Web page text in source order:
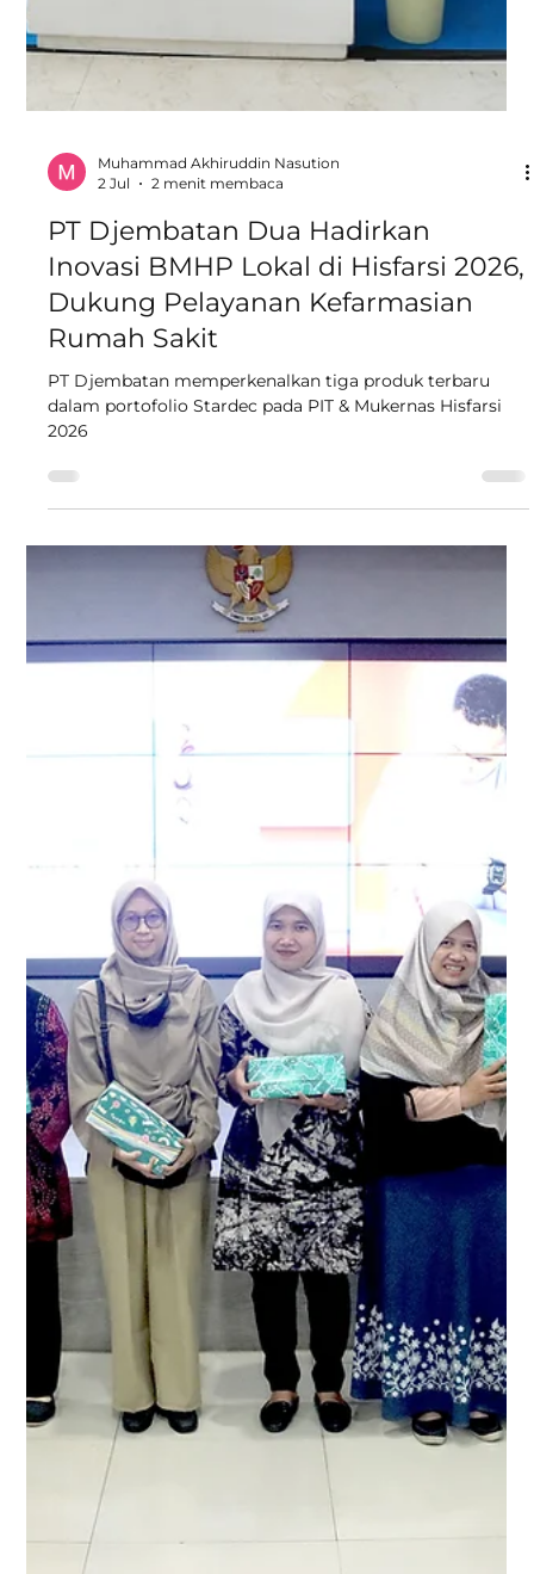
Muhammad Akhiruddin Nasution
PT Djembatan Dua Hadirkan
Inovasi BMHP Lokal di Hisfarsi 2026,
Dukung Pelayanan Kefarmasian
PT Djembatan memperkenalkan tiga produk terbaru
dalam portofolio Stardec pada PIT & Mukernas Hisfarsi